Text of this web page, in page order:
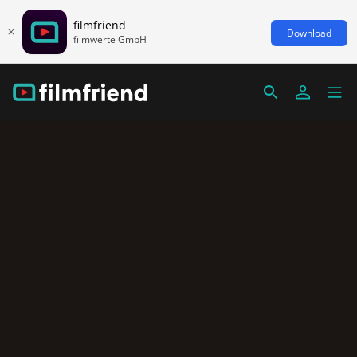
filmfriend
filmwerte GmbH Download